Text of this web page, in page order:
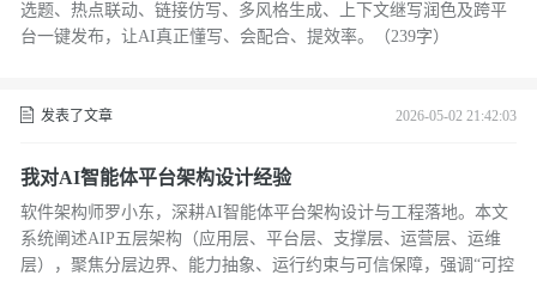
选题、热点联动、链接仿写、多风格生成、上下文继写润色及跨平
台一键发布，让AI真正懂写、会配合、提效率。（239字）
发表了文章 2026-05-02 21:42:03
我对AI智能体平台架构设计经验
软件架构师罗小东，深耕AI智能体平台架构设计与工程落地。本文
系统阐述AIP五层架构（应用层、平台层、支撑层、运营层、运维
层），聚焦分层边界、能力抽象、运行约束与可信保障，强调“可控